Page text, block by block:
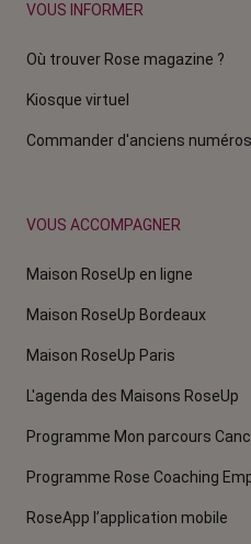
VOUS INFORMER
Où trouver Rose magazine ?
Kiosque virtuel
Commander d'anciens numéros
VOUS ACCOMPAGNER
Maison RoseUp en ligne
Maison RoseUp Bordeaux
Maison RoseUp Paris
L'agenda des Maisons RoseUp
Programme Mon parcours
Programme Rose Coaching
RoseApp l’application mobile